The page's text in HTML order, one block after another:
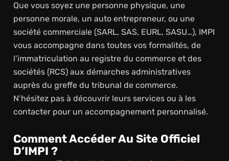
Que vous soyez une personne physique, une
personne morale, un auto entrepreneur, ou une
société commerciale (SARL, SAS, EURL, SASU…), IMPI
vous accompagne dans toutes vos formalités, de
l’immatriculation au registre du commerce et des
sociétés (RCS) aux démarches administratives
auprès du greffe du tribunal de commerce.
N’hésitez pas à découvrir leurs services ou à les
contacter pour un accompagnement personnalisé.
Comment Accéder Au Site Officiel
D’IMPI ?